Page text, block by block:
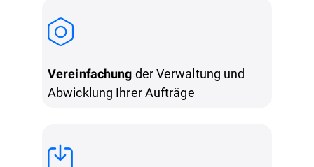
Vereinfachung der Verwaltung und
Abwicklung Ihrer Aufträge